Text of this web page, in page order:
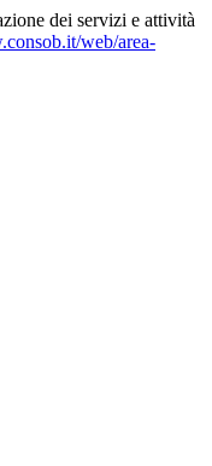
dei servizi e attività
web/area-